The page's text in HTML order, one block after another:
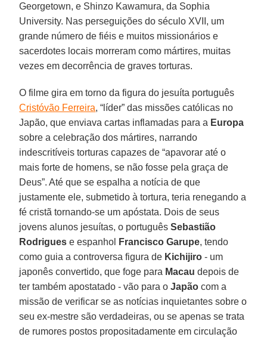
Georgetown, e Shinzo Kawamura, da Sophia
University. Nas perseguições do século XVII, um
grande número de fiéis e muitos missionários e
sacerdotes locais morreram como mártires, muitas
vezes em decorrência de graves torturas.
O filme gira em torno da figura do jesuíta português
Cristóvão Ferreira, “líder” das missões católicas no
Japão, que enviava cartas inflamadas para a Europa
sobre a celebração dos mártires, narrando
indescritíveis torturas capazes de “apavorar até o
mais forte de homens, se não fosse pela graça de
Deus”. Até que se espalha a notícia de que
justamente ele, submetido à tortura, teria renegando a
fé cristã tornando-se um apóstata. Dois de seus
jovens alunos jesuítas, o português Sebastião
Rodrigues e espanhol Francisco Garupe, tendo
como guia a controversa figura de Kichijiro - um
japonês convertido, que foge para Macau depois de
ter também apostatado - vão para oJapão com a
missão de verificar se as notícias inquietantes sobre o
seu ex-mestre são verdadeiras, ou se apenas se trata
de rumores postos propositadamente em circulação